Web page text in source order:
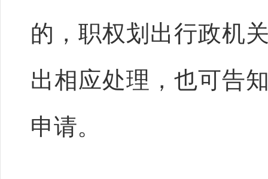
的，职权划出行政机
出相应处理，也可告
申请。